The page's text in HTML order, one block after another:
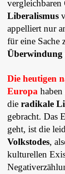
vergleichbaren
Liberalismus
appelliert nur
für eine Sache
Überwindung
Die heutigen
Europa
die radikale
gebracht. Das
geht, ist die
Volkstodes,
kulturellen